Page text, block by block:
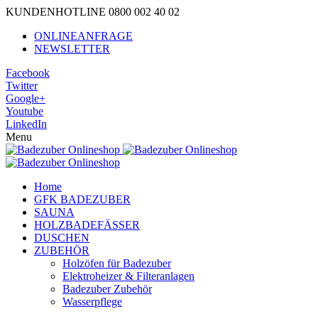
KUNDENHOTLINE 0800 002 40 02
ONLINEANFRAGE
NEWSLETTER
Facebook
Twitter
Google+
Youtube
LinkedIn
Menu
Home
GFK BADEZUBER
SAUNA
HOLZBADEFÄSSER
DUSCHEN
ZUBEHÖR
Holzöfen für Badezuber
Elektroheizer & Filteranlagen
Badezuber Zubehör
Wasserpflege